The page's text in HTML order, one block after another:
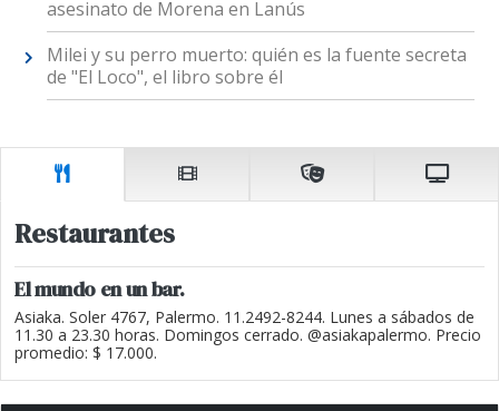
asesinato de Morena en Lanús
Milei y su perro muerto: quién es la fuente secreta
de "El Loco", el libro sobre él
Restaurantes
El mundo en un bar.
Asiaka. Soler 4767, Palermo. 11.2492-8244. Lunes a sábados de
11.30 a 23.30 horas. Domingos cerrado. @asiakapalermo. Precio
promedio: $ 17.000.